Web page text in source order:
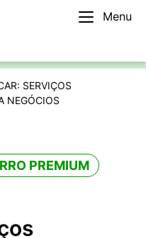
Menu
SERVIÇOS
NEGÓCIOS
PREMIUM